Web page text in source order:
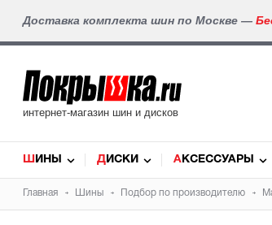
Доставка комплекта шин по Москве —
интернет-магазин шин и дисков
ШИНЫ ДИСКИ АКСЕССУАРЫ
Главная Шины Подбор по производителю